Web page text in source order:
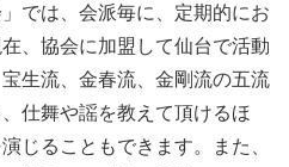
では、会派毎に、定期的にお
、協会に加盟して仙台で活動
生流、金春流、金剛流の五流
仕舞や謡を教えて頂けるほ
じることもできます。また、